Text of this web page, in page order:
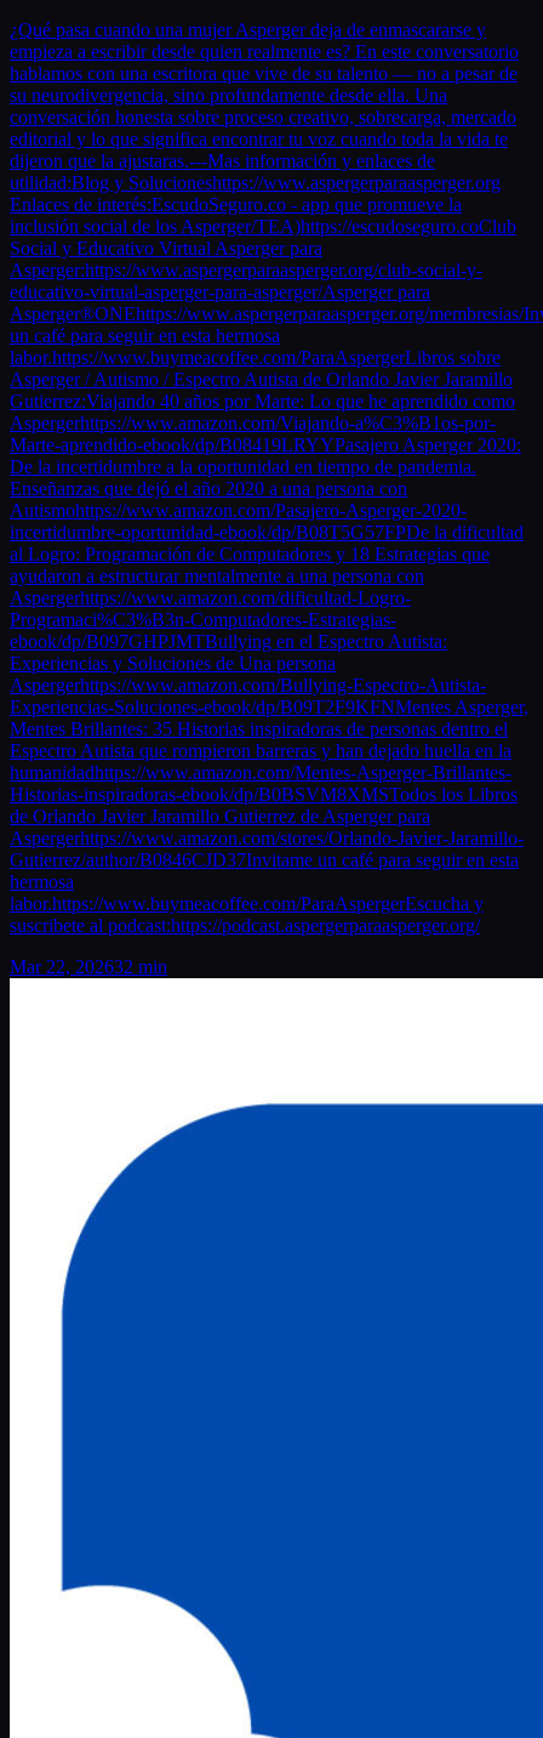
¿Qué pasa cuando una mujer Asperger deja de enmascararse y
empieza a escribir desde quien realmente es? En este conversatorio
hablamos con una escritora que vive de su talento — no a pesar de
su neurodivergencia, sino profundamente desde ella. Una
conversación honesta sobre proceso creativo, sobrecarga, mercado
editorial y lo que significa encontrar tu voz cuando toda la vida te
dijeron que la ajustaras.---Mas información y enlaces de
utilidad:Blog y Solucioneshttps://www.aspergerparaasperger.org
Enlaces de interés:EscudoSeguro.co - app que promueve la
inclusión social de los Asperger/TEA)https://escudoseguro.coClub
Social y Educativo Virtual Asperger para
Asperger:https://www.aspergerparaasperger.org/club-social-y-
educativo-virtual-asperger-para-asperger/Asperger para
Asperger®ONEhttps://www.aspergerparaasperger.org/membresias/
un café para seguir en esta hermosa
labor.https://www.buymeacoffee.com/ParaAspergerLibros sobre
Asperger / Autismo / Espectro Autista de Orlando Javier Jaramillo
Gutierrez:Viajando 40 años por Marte: Lo que he aprendido como
Aspergerhttps://www.amazon.com/Viajando-a%C3%B1os-por-
Marte-aprendido-ebook/dp/B08419LRYYPasajero Asperger 2020:
De la incertidumbre a la oportunidad en tiempo de pandemia.
Enseñanzas que dejó el año 2020 a una persona con
Autismohttps://www.amazon.com/Pasajero-Asperger-2020-
incertidumbre-oportunidad-ebook/dp/B08T5G57FPDe la dificultad
al Logro: Programación de Computadores y 18 Estrategias que
ayudaron a estructurar mentalmente a una persona con
Aspergerhttps://www.amazon.com/dificultad-Logro-
Programaci%C3%B3n-Computadores-Estrategias-
ebook/dp/B097GHPJMTBullying en el Espectro Autista:
Experiencias y Soluciones de Una persona
Aspergerhttps://www.amazon.com/Bullying-Espectro-Autista-
Experiencias-Soluciones-ebook/dp/B09T2F9KFNMentes Asperger,
Mentes Brillantes: 35 Historias inspiradoras de personas dentro el
Espectro Autista que rompieron barreras y han dejado huella en la
humanidadhttps://www.amazon.com/Mentes-Asperger-Brillantes-
Historias-inspiradoras-ebook/dp/B0BSVM8XMSTodos los Libros
de Orlando Javier Jaramillo Gutierrez de Asperger para
Aspergerhttps://www.amazon.com/stores/Orlando-Javier-Jaramillo-
Gutierrez/author/B0846CJD37Invitame un café para seguir en esta
hermosa
labor.https://www.buymeacoffee.com/ParaAspergerEscucha y
suscribete al podcast:https://podcast.aspergerparaasperger.org/
Mar 22, 202632 min